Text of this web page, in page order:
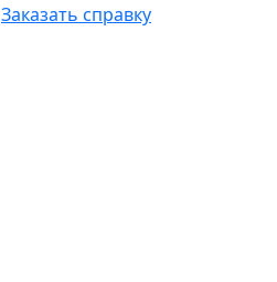
Заказать справку